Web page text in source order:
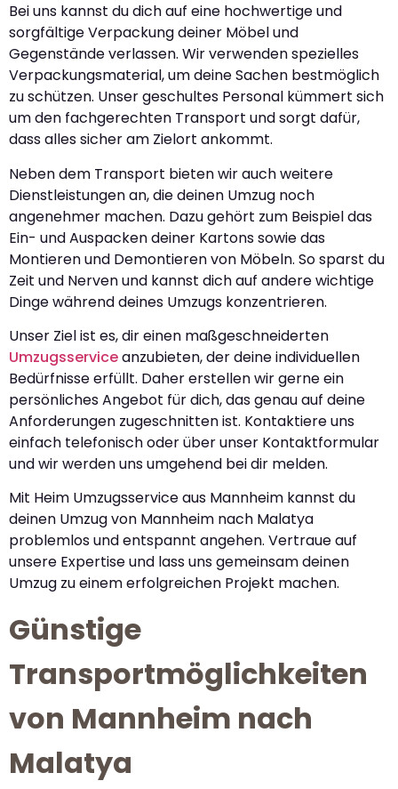
Bei uns kannst du dich auf eine hochwertige und
sorgfältige Verpackung deiner Möbel und
Gegenstände verlassen. Wir verwenden spezielles
Verpackungsmaterial, um deine Sachen bestmöglich
zu schützen. Unser geschultes Personal kümmert sich
um den fachgerechten Transport und sorgt dafür,
dass alles sicher am Zielort ankommt.
Neben dem Transport bieten wir auch weitere
Dienstleistungen an, die deinen Umzug noch
angenehmer machen. Dazu gehört zum Beispiel das
Ein- und Auspacken deiner Kartons sowie das
Montieren und Demontieren von Möbeln. So sparst du
Zeit und Nerven und kannst dich auf andere wichtige
Dinge während deines Umzugs konzentrieren.
Unser Ziel ist es, dir einen maßgeschneiderten
Umzugsserviceanzubieten, der deine individuellen
Bedürfnisse erfüllt. Daher erstellen wir gerne ein
persönliches Angebot für dich, das genau auf deine
Anforderungen zugeschnitten ist. Kontaktiere uns
einfach telefonisch oder über unser Kontaktformular
und wir werden uns umgehend bei dir melden.
Mit Heim Umzugsservice aus Mannheim kannst du
deinen Umzug von Mannheim nach Malatya
problemlos und entspannt angehen. Vertraue auf
unsere Expertise und lass uns gemeinsam deinen
Umzug zu einem erfolgreichen Projekt machen.
Günstige
Transportmöglichkeiten
von Mannheim nach
Malatya